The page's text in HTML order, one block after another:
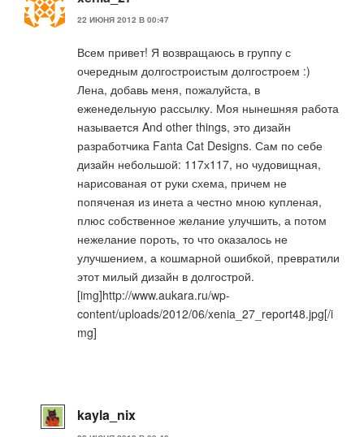
22 ИЮНЯ 2012 В 00:47
Всем привет! Я возвращаюсь в группу с
очередным долгостроистым долгостроем :)
Лена, добавь меня, пожалуйста, в
еженедельную рассылку. Моя нынешняя работа
называется And other things, это дизайн
разработчика Fanta Cat Designs. Сам по себе
дизайн небольшой: 117х117, но чудовищная,
нарисованая от руки схема, причем не
попяченая из инета а честно мною купленая,
плюс собственное желание улучшить, а потом
нежелание пороть, то что оказалось не
улучшением, а кошмарной ошибкой, превратили
этот милый дизайн в долгострой.
[img]http://www.aukara.ru/wp-
content/uploads/2012/06/xenia_27_report48.jpg[/i
mg]
kayla_nix